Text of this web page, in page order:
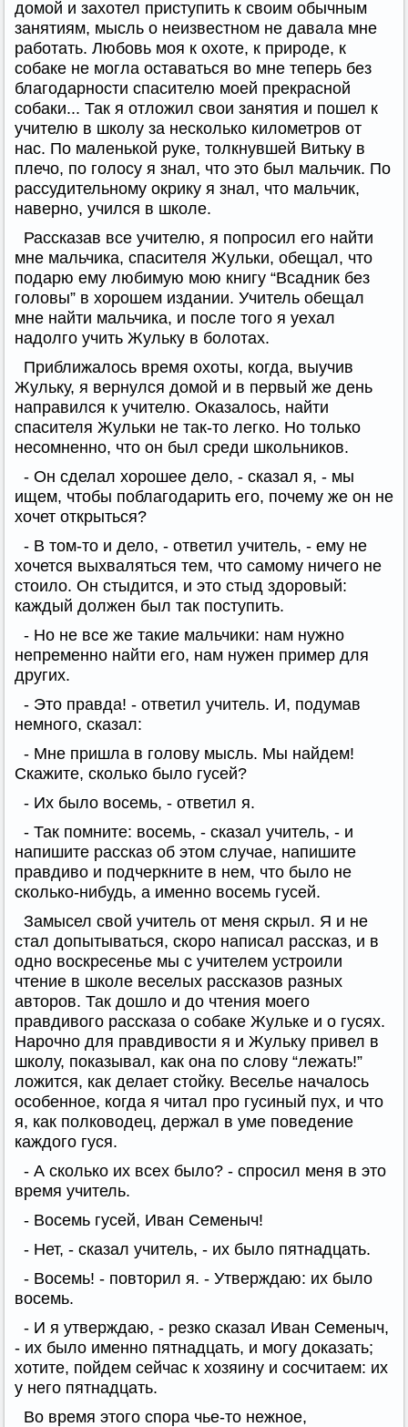
домой и захотел приступить к своим обычным
занятиям, мысль о неизвестном не давала мне
работать. Любовь моя к охоте, к природе, к
собаке не могла оставаться во мне теперь без
благодарности спасителю моей прекрасной
собаки... Так я отложил свои занятия и пошел к
учителю в школу за несколько километров от
нас. По маленькой руке, толкнувшей Витьку в
плечо, по голосу я знал, что это был мальчик. По
рассудительному окрику я знал, что мальчик,
наверно, учился в школе.
Рассказав все учителю, я попросил его найти
мне мальчика, спасителя Жульки, обещал, что
подарю ему любимую мою книгу “Всадник без
головы” в хорошем издании. Учитель обещал
мне найти мальчика, и после того я уехал
надолго учить Жульку в болотах.
Приближалось время охоты, когда, выучив
Жульку, я вернулся домой и в первый же день
направился к учителю. Оказалось, найти
спасителя Жульки не так-то легко. Но только
несомненно, что он был среди школьников.
- Он сделал хорошее дело, - сказал я, - мы
ищем, чтобы поблагодарить его, почему же он не
хочет открыться?
- В том-то и дело, - ответил учитель, - ему не
хочется выхваляться тем, что самому ничего не
стоило. Он стыдится, и это стыд здоровый:
каждый должен был так поступить.
- Но не все же такие мальчики: нам нужно
непременно найти его, нам нужен пример для
других.
- Это правда! - ответил учитель. И, подумав
немного, сказал:
- Мне пришла в голову мысль. Мы найдем!
Скажите, сколько было гусей?
- Их было восемь, - ответил я.
- Так помните: восемь, - сказал учитель, - и
напишите рассказ об этом случае, напишите
правдиво и подчеркните в нем, что было не
сколько-нибудь, а именно восемь гусей.
Замысел свой учитель от меня скрыл. Я и не
стал допытываться, скоро написал рассказ, и в
одно воскресенье мы с учителем устроили
чтение в школе веселых рассказов разных
авторов. Так дошло и до чтения моего
правдивого рассказа о собаке Жульке и о гусях.
Нарочно для правдивости я и Жульку привел в
школу, показывал, как она по слову “лежать!”
ложится, как делает стойку. Веселье началось
особенное, когда я читал про гусиный пух, и что
я, как полководец, держал в уме поведение
каждого гуся.
- А сколько их всех было? - спросил меня в это
время учитель.
- Восемь гусей, Иван Семеныч!
- Нет, - сказал учитель, - их было пятнадцать.
- Восемь! - повторил я. - Утверждаю: их было
восемь.
- И я утверждаю, - резко сказал Иван Семеныч,
- их было именно пятнадцать, и могу доказать;
хотите, пойдем сейчас к хозяину и сосчитаем: их
у него пятнадцать.
Во время этого спора чье-то нежное,